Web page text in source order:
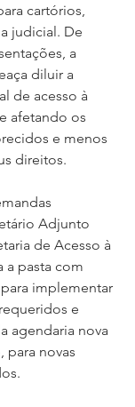
cartórios,
judicial. De
a
diluir a
de acesso à
afetando os
e menos
direitos.
Adjunto
de Acesso à
a pasta com
implementar
e
agendaria nova
para novas